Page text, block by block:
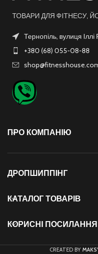
ТОВАРИ ДЛЯ ФІТНЕСУ,
Тернопіль, вулиця Іллі
+380 (68) 055-08-88
ПРО КОМПАНІЮ
ДРОПШИППІНГ
КАТАЛОГ ТОВАРІВ
КОРИСНІ ПОСИЛАННЯ
CREATED BY